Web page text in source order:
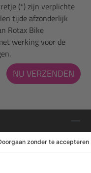
(*) zijn verplichte
tijde afzonderlijk
Rotax Bike
werking voor de
NU VERZENDEN